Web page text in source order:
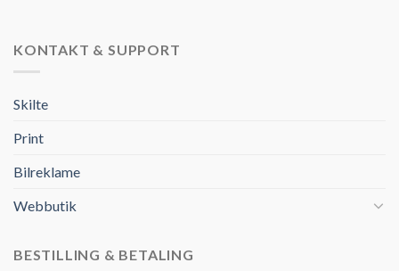
KONTAKT & SUPPORT
Skilte
Print
Bilreklame
Webbutik
BESTILLING & BETALING